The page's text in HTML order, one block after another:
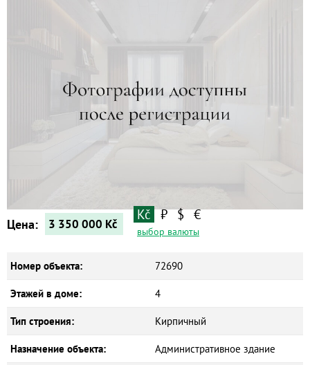
Квартиры
Цена: 3 350 000 Kč
Kč ₽ $ €
выбор валюты
Номер объекта: 72690
Этажей в доме: 4
Тип строения: Кирпичный
Назначение объекта: Административное здание